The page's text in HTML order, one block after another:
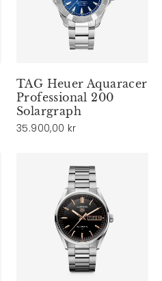
TAG Heuer Aquaracer
Professional 200
Solargraph
35.900,00 kr